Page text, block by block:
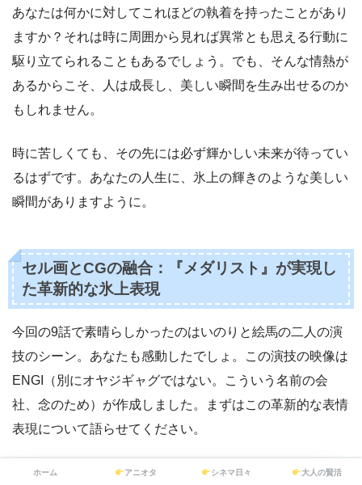
あなたは何かに対してこれほどの執着を持ったことがあり
ますか？それは時に周囲から見れば異常とも思える行動に
駆り立てられることもあるでしょう。でも、そんな情熱が
あるからこそ、人は成長し、美しい瞬間を生み出せるのか
もしれません。
時に苦しくても、その先には必ず輝かしい未来が待ってい
るはずです。あなたの人生に、氷上の輝きのような美しい
瞬間がありますように。
セル画とCGの融合：『メダリスト』が実現し
た革新的な氷上表現
今回の9話で素晴らしかったのはいのりと絵馬の二人の演
技のシーン。あなたも感動したでしょ。この演技の映像は
ENGI（別にオヤジギャグではない。こういう名前の会
社、念のため）が作成しました。まずはこの革新的な表情
表現について語らせてください。
ホーム アニオタ シネマ日々 大人の賢活